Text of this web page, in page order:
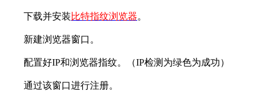
下载并安装比特指纹浏览器。
新建浏览器窗口。
配置好IP和浏览器指纹。（IP检测为绿色为成功）
通过该窗口进行注册。